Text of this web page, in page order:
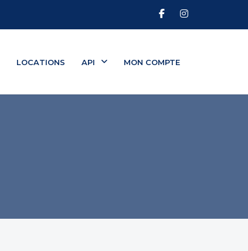
LOCATIONS API MON COMPTE